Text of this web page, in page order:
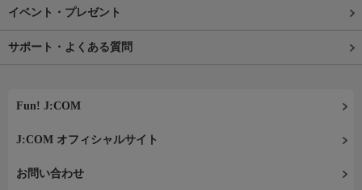
イベント・プレゼント
サポート・よくある質問
Fun! J:COM
J:COM オフィシャルサイト
お問い合わせ